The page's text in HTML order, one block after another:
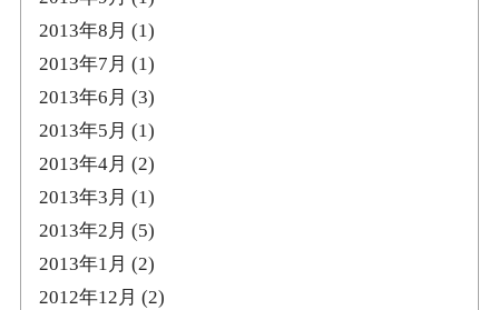
2013年8月 (1)
2013年7月 (1)
2013年6月 (3)
2013年5月 (1)
2013年4月 (2)
2013年3月 (1)
2013年2月 (5)
2013年1月 (2)
2012年12月 (2)